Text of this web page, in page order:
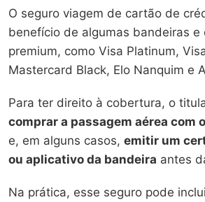
O seguro viagem de cartão de
benefício de algumas bandeiras e
premium, como Visa Platinum,
Mastercard Black, Elo Nanquim e
Para ter direito à cobertura, o
comprar a passagem aérea com
e, em alguns casos, emitir um
ou aplicativo da bandeira antes
Na prática, esse seguro pode